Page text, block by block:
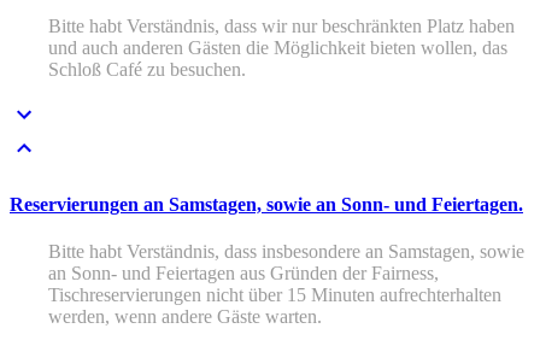
Bitte habt Verständnis, dass wir nur beschränkten Platz haben
und auch anderen Gästen die Möglichkeit bieten wollen, das
Schloß Café zu besuchen.
Reservierungen an Samstagen, sowie an Sonn- und Feiertagen.
Bitte habt Verständnis, dass insbesondere an Samstagen, sowie
an Sonn- und Feiertagen aus Gründen der Fairness,
Tischreservierungen nicht über 15 Minuten aufrechterhalten
werden, wenn andere Gäste warten.